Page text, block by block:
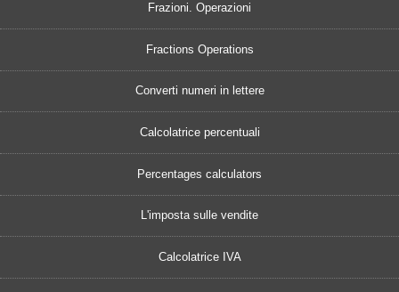
Frazioni. Operazioni
Fractions Operations
Converti numeri in lettere
Calcolatrice percentuali
Percentages calculators
L'imposta sulle vendite
Calcolatrice IVA